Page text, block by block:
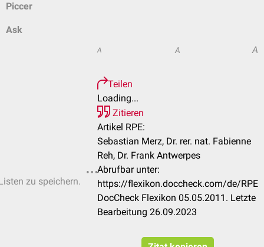
Piccer
Ask
zu speichern.
A A A
Teilen
Loading...
Zitieren
Artikel RPE:
Sebastian Merz, Dr. rer. nat. Fabienne
Reh, Dr. Frank Antwerpes
Abrufbar unter:
https://flexikon.doccheck.com/de/RPE
DocCheck Flexikon 05.05.2011. Letzte
Bearbeitung 26.09.2023